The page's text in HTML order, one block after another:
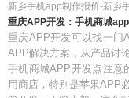
新乡手机app制作报价-新乡
重庆APP开发：手机商城
重庆APP开发可以找一门
APP解决方案，从产品讨
手机商城APP开发点注意
用商店，特别是苹果APP